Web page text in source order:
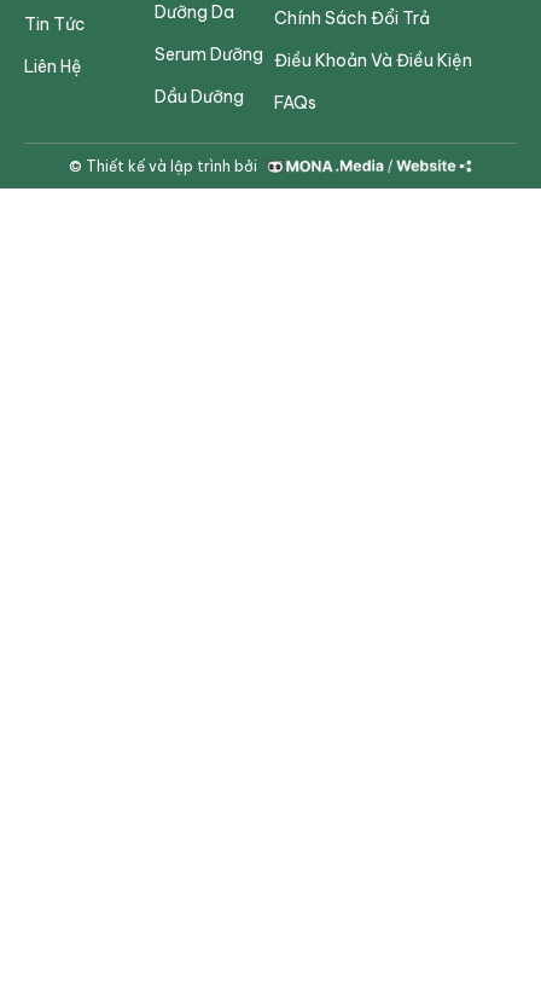
Tin Tức
Liên Hệ
Dưỡng Da
Serum Dưỡng
Dầu Dưỡng
Chính Sách Đổi Trả
Điều Khoản Và Điều Kiện
FAQs
© Thiết kế và lập trình bởi